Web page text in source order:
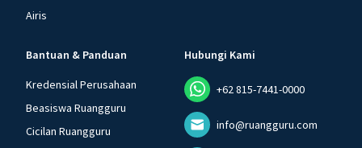
Airis
Bantuan & Panduan
Kredensial Perusahaan
Beasiswa Ruangguru
Cicilan Ruangguru
Hubungi Kami
+62 815-7441-0000
info@ruangguru.com